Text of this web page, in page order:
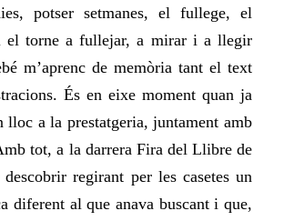
potser setmanes, el fullege, el
torne a fullejar, a mirar i a llegir
m’aprenc de memòria tant el text
És en eixe moment quan ja
lloc a la prestatgeria, juntament amb
tot, a la darrera Fira del Llibre de
regirant per les casetes un
diferent al que anava buscant i que,